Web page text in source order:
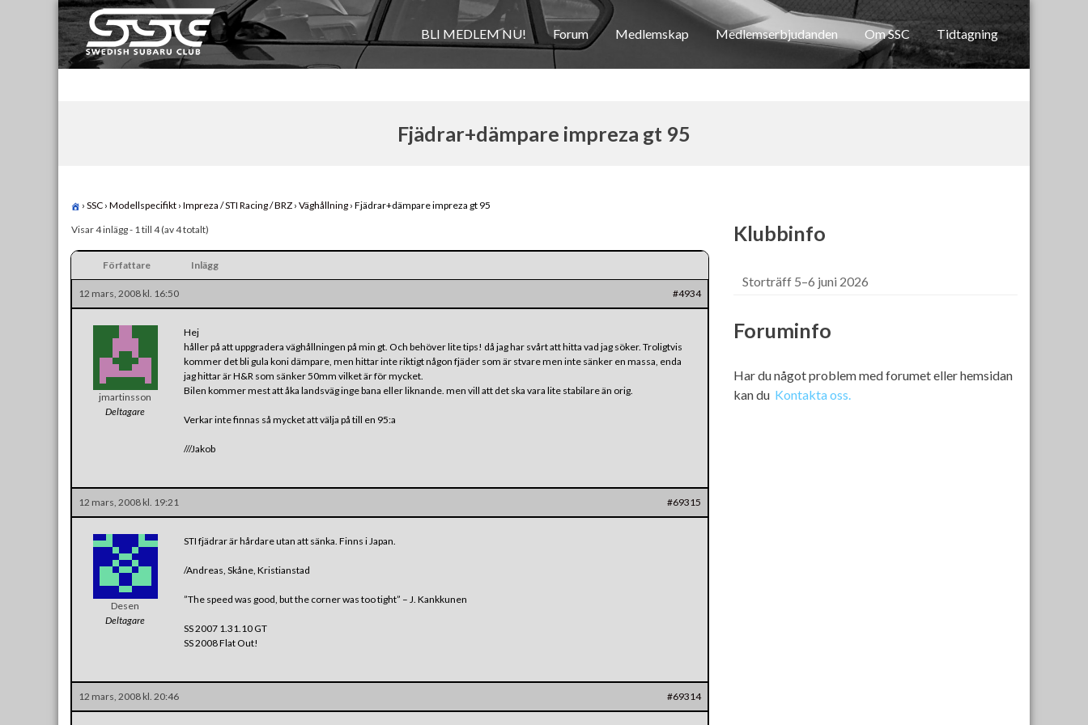
Skip
to
content
Swedish Subaru Club
För oss som älskar Subaru!
BLI MEDLEM NU! Forum Medlemskap Medlemserbjudanden Om SSC Tidtagning
Fjädrar+dämpare impreza gt 95
› SSC › Modellspecifikt › Impreza / STI Racing / BRZ › Väghållning › Fjädrar+dämpare impreza gt 95
Visar 4 inlägg - 1 till 4 (av 4 totalt)
Författare Inlägg
12 mars, 2008 kl. 16:50 #4934
jmartinsson
Deltagare
Hej
håller på att uppgradera väghållningen på min gt. Och behöver lite tips! då jag har svårt att hitta vad jag söker. Troligtvis
kommer det bli gula koni dämpare, men hittar inte riktigt någon fjäder som är stvare men inte sänker en massa, enda
jag hittar är H&R som sänker 50mm vilket är för mycket.
Bilen kommer mest att åka landsväg inge bana eller liknande. men vill att det ska vara lite stabilare än orig.
Verkar inte finnas så mycket att välja på till en 95:a
///Jakob
12 mars, 2008 kl. 19:21 #69315
Desen
Deltagare
STI fjädrar är hårdare utan att sänka. Finns i Japan.
/Andreas, Skåne, Kristianstad
”The speed was good, but the corner was too tight” – J. Kankkunen
SS 2007 1.31.10 GT
SS 2008 Flat Out!
12 mars, 2008 kl. 20:46 #69314
Klubbinfo
Storträff 5–6 juni 2026
Foruminfo
Har du något problem med forumet eller hemsidan
kan du Kontakta oss.